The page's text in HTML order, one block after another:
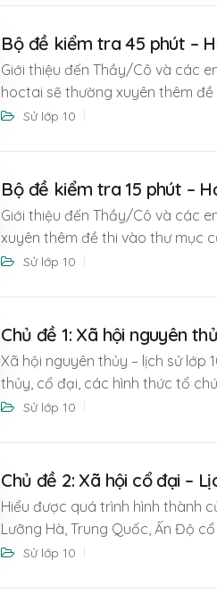
Bộ đề kiểm tra 45 phút –
Giới thiệu đến Thầy/Cô và các
hoctai sẽ thường xuyên thêm đề
Sử lớp 10
Bộ đề kiểm tra 15 phút –
Giới thiệu đến Thầy/Cô và các
xuyên thêm đề thi vào thư mục
Sử lớp 10
Chủ đề 1: Xã hội nguyên
Xã hội nguyên thủy – lịch sử lớp
thủy, cổ đại, các hình thức tổ
Sử lớp 10
Chủ đề 2: Xã hội cổ đại –
Hiểu được quá trình hình thành
Lưỡng Hà, Trung Quốc, Ấn Độ
Sử lớp 10